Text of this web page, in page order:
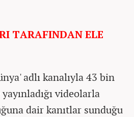
TARAFINDAN ELE
adlı kanalıyla 43 bin
videolarla
dair kanıtlar sunduğu